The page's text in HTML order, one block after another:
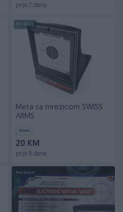
prije 7 dana
PIK SHOP
Meta sa mrezicom SWISS
ARMS
Novo
20 KM
prije 8 dana
PIK SHOP